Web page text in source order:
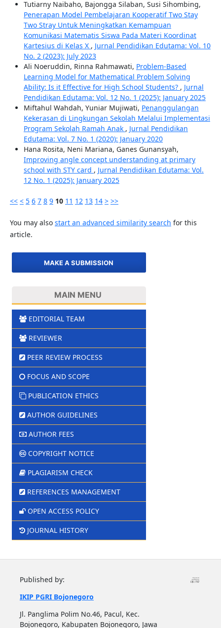
Tutiarny Naibaho, Bajongga Silaban, Susi Sihombing,
Penerapan Model Pembelajaran Kooperatif Two Stay
Two Stray Untuk Meningkatkan Kemampuan
Komunikasi Matematis Siswa Pada Materi Koordinat
Kartesius di Kelas X , Jurnal Pendidikan Edutama: Vol. 10
No. 2 (2023): July 2023
Ali Noeruddin, Rinna Rahmawati, Problem-Based
Learning Model for Mathematical Problem Solving
Ability: Is it Effective for High School Students? , Jurnal
Pendidikan Edutama: Vol. 12 No. 1 (2025): January 2025
Miftahul Wahdah, Yuniar Mujiwati, Penanggulangan
Kekerasan di Lingkungan Sekolah Melalui Implementasi
Program Sekolah Ramah Anak , Jurnal Pendidikan
Edutama: Vol. 7 No. 1 (2020): January 2020
Hana Rosita, Neni Mariana, Ganes Gunansyah,
Improving angle concept understanding at primary
school with STY card , Jurnal Pendidikan Edutama: Vol.
12 No. 1 (2025): January 2025
<< < 5 6 7 8 9 10 11 12 13 14 > >>
You may also start an advanced similarity search for this
article.
MAKE A SUBMISSION
MAIN MENU
EDITORIAL TEAM
REVIEWER
PEER REVIEW PROCESS
FOCUS AND SCOPE
PUBLICATION ETHICS
AUTHOR GUIDELINES
AUTHOR FEES
COPYRIGHT NOTICE
PLAGIARISM CHECK
REFERENCES MANAGEMENT
OPEN ACCESS POLICY
JOURNAL HISTORY
Published by:
IKIP PGRI Bojonegoro
Jl. Panglima Polim No.46, Pacul, Kec.
Bojonegoro, Kabupaten Bojonegoro, Jawa